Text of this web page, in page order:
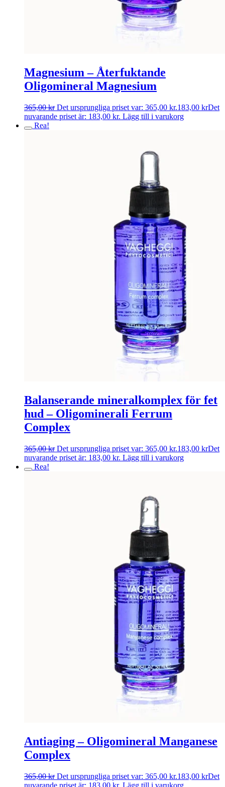
Magnesium – Återfuktande
Oligomineral Magnesium
365,00kr Det ursprungliga priset var: 365,00 kr.183,00 krDet
nuvarande priset är: 183,00 kr. Lägg till i varukorg
Rea!
Balanserande mineralkomplex för fet
hud – Oligominerali Ferrum
Complex
365,00kr Det ursprungliga priset var: 365,00 kr.183,00 krDet
nuvarande priset är: 183,00 kr. Lägg till i varukorg
Rea!
Antiaging – Oligomineral Manganese
Complex
365,00kr Det ursprungliga priset var: 365,00 kr.183,00 krDet
nuvarande priset är: 183,00 kr. Lägg till i varukorg